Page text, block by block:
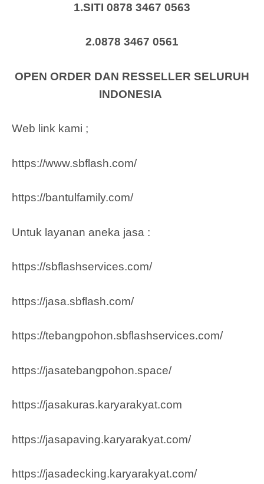
1.SITI 0878 3467 0563
2.0878 3467 0561
OPEN ORDER DAN RESSELLER SELURUH
INDONESIA
Web link kami ;
https://www.sbflash.com/
https://bantulfamily.com/
Untuk layanan aneka jasa :
https://sbflashservices.com/
https://jasa.sbflash.com/
https://tebangpohon.sbflashservices.com/
https://jasatebangpohon.space/
https://jasakuras.karyarakyat.com
https://jasapaving.karyarakyat.com/
https://jasadecking.karyarakyat.com/